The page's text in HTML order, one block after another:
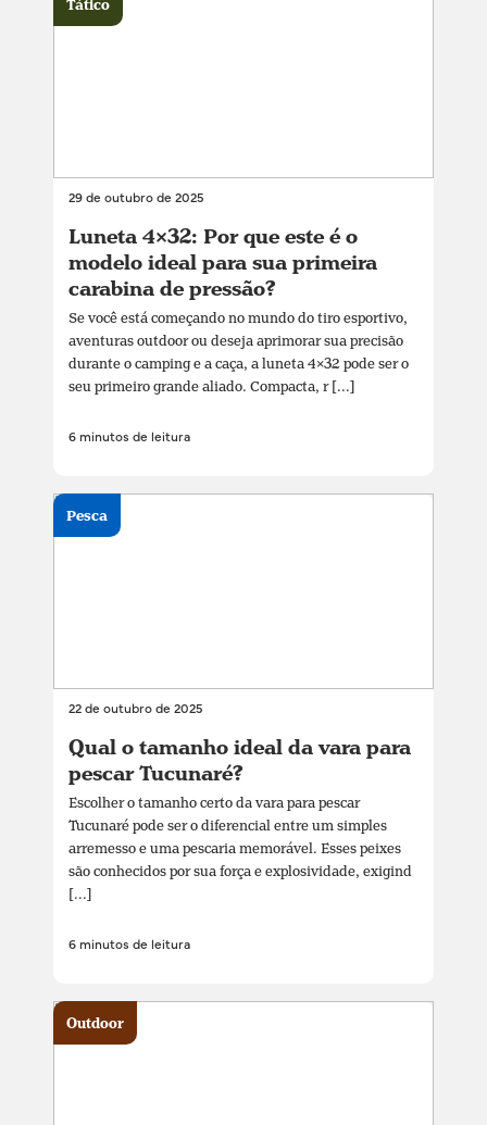
29 de outubro de 2025
Luneta 4×32: Por que este é o
modelo ideal para sua primeira
carabina de pressão?
Se você está começando no mundo do tiro esportivo,
aventuras outdoor ou deseja aprimorar sua precisão
durante o camping e a caça, a luneta 4×32 pode ser o
seu primeiro grande aliado. Compacta, r [...]
6 minutos de leitura
Tático
22 de outubro de 2025
Qual o tamanho ideal da vara para
pescar Tucunaré?
Escolher o tamanho certo da vara para pescar
Tucunaré pode ser o diferencial entre um simples
arremesso e uma pescaria memorável. Esses peixes
são conhecidos por sua força e explosividade, exigind
[...]
6 minutos de leitura
Pesca
Outdoor